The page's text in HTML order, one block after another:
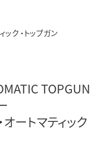
ック ・トップガン
TOPGUN
オートマティック